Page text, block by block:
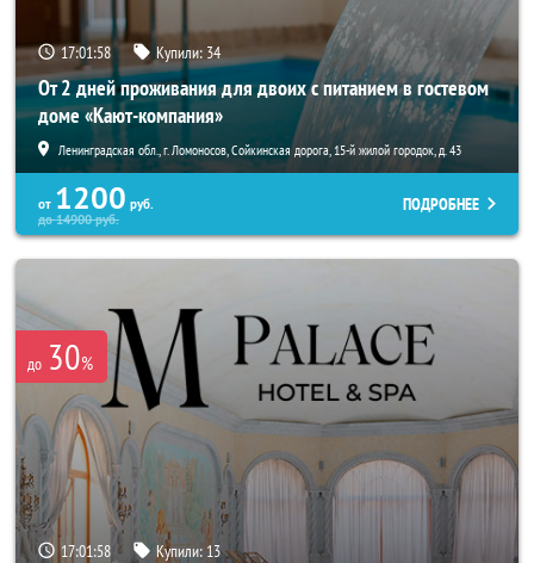
17:01:58 Купили: 34
От 2 дней проживания для двоих с питанием в гостевом
доме «Кают-компания»
Ленинградская обл., г. Ломоносов, Сойкинская дорога, 15-й жилой городок, д. 43
от 1200 руб.
до14900руб.
ПОДРОБНЕЕ
до 30%
17:01:58 Купили: 13